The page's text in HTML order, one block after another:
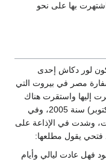
بها على نحو
أن تكون لور دكاش إحدى
مصر في بيروت التي
إليها واستقرت هناك
حتى يوم رحيلها في يوم 11 تشرين الأول (أكتوبر) سنة 2005، وفي
وشدت في الإذاعة على
فتحي يقول مطلعها:
فهل عادت ليالي وأيام